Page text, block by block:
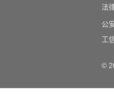
法
公
工
©